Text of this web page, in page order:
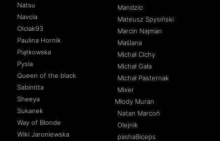
Natsu
Navcia
Olciak93
Paulina Hornik
Piątkowska
Pysia
Queen of the black
Sabinitta
Sheeya
Sukanek
Way of Blonde
Wiki Jaroniewska
Mandzio
Mateusz Spysiński
Marcin Najman
Maślana
Michał Cichy
Michał Gała
Michał Pasternak
Mixer
Młody Muran
Natan Marcoń
Olejnik
pashaBiceps